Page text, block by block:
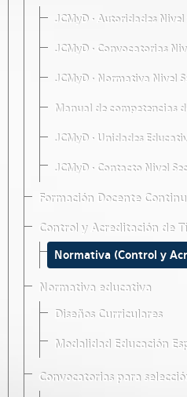
JCMyD · Autoridades
JCMyD · Convocatorias
JCMyD · Normativa Nivel
Manual de competencias
JCMyD · Unidades
JCMyD · Contacto Nivel
Formación Docente
Control y Acreditación de
Normativa (Control y
Normativa educativa
Diseños Curriculares
Modalidad Educación
Convocatorias para